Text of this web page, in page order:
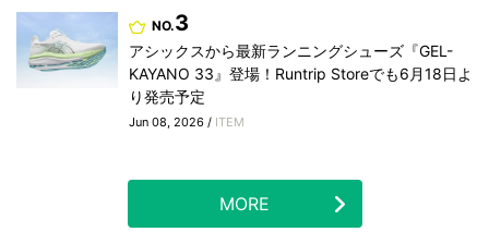
NO.3
アシックスから最新ランニングシューズ『GEL-
KAYANO 33』登場！Runtrip Storeでも6月18日よ
り発売予定
Jun 08, 2026 / ITEM
MORE